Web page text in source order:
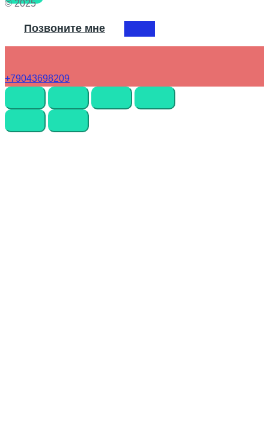
© 2025
Позвоните мне
+79043698209